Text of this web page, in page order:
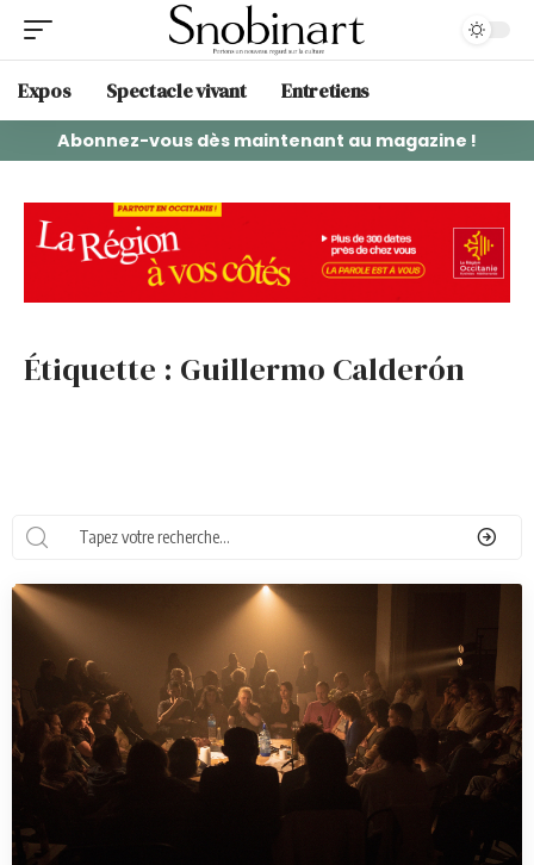
Expos Spectacle vivant Entretiens
Abonnez-vous dès maintenant au magazine !
Étiquette : Guillermo Calderón